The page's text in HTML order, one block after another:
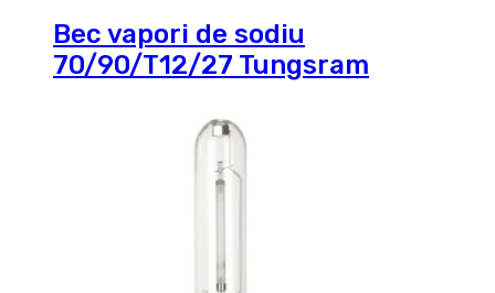
Bec vapori de sodiu
70/90/T12/27 Tungsram